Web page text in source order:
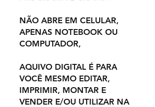
NÃO ABRE EM CELULAR,
APENAS NOTEBOOK OU
COMPUTADOR,
AQUIVO DIGITAL É PARA
VOCÊ MESMO EDITAR,
IMPRIMIR, MONTAR E
VENDER E/OU UTILIZAR NA